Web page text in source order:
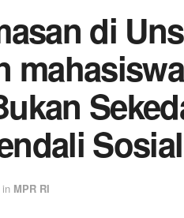
di
Sosial
in MPR RI